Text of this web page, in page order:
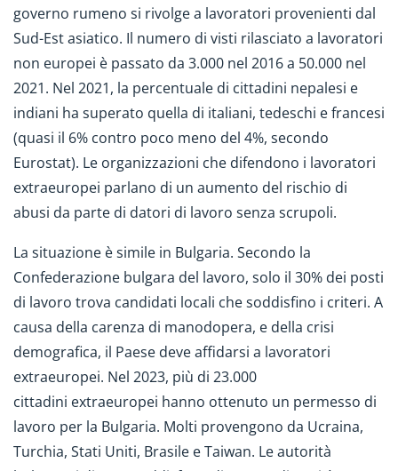
governo rumeno si rivolge a lavoratori provenienti dal
Sud-Est asiatico. Il numero di visti rilasciato a lavoratori
non europei è passato da 3.000 nel 2016 a 50.000 nel
2021. Nel 2021, la percentuale di cittadini nepalesi e
indiani ha superato quella di italiani, tedeschi e francesi
(quasi il 6% contro poco meno del 4%, secondo
Eurostat). Le organizzazioni che difendono i lavoratori
extraeuropei parlano di un aumento del rischio di
abusi da parte di datori di lavoro senza scrupoli.
La situazione è simile in Bulgaria. Secondo la
Confederazione bulgara del lavoro, solo il 30% dei posti
di lavoro trova candidati locali che soddisfino i criteri. A
causa della carenza di manodopera, e della crisi
demografica, il Paese deve affidarsi a lavoratori
extraeuropei. Nel 2023, più di 23.000
cittadini extraeuropei hanno ottenuto un permesso di
lavoro per la Bulgaria. Molti provengono da Ucraina,
Turchia, Stati Uniti, Brasile e Taiwan. Le autorità